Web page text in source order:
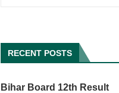
RECENT POSTS
Bihar Board 12th Result